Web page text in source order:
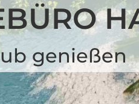
genießen